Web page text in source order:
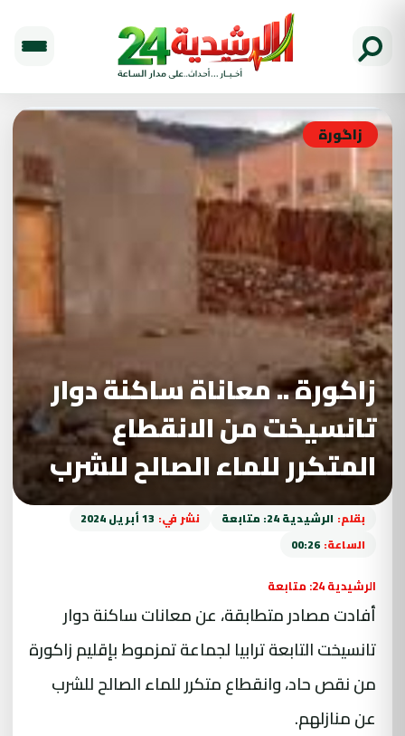
زاگورة
زاكورة .. معاناة ساكنة دوار
تانسيخت من الانقطاع
المتكرر للماء الصالح للشرب
بقلم: الرشيدية 24: متابعة نشر في: 13 أبريل 2024
الساعة: 00:26
الرشيدية 24: متابعة
أفادت مصادر متطابقة، عن معانات ساكنة دوار
تانسيخت التابعة ترابيا لجماعة تمزموط بإقليم زاكورة
من نقص حاد، وانقطاع متكرر للماء الصالح للشرب
عن منازلهم.